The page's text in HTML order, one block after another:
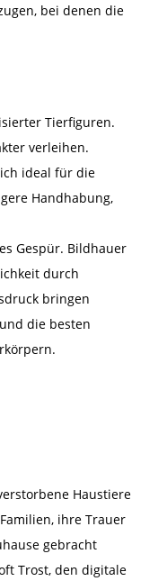
bei denen die
Tierfiguren.
verleihen.
ideal für die
Handhabung,
Gespür. Bildhauer
durch
bringen
die besten
Haustiere
ihre Trauer
gebracht
Trost, den digitale